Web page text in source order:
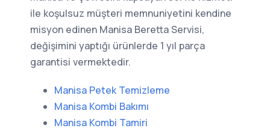
ile koşulsuz müşteri memnuniyetini kendine
misyon edinen Manisa Beretta Servisi,
değişimini yaptığı ürünlerde 1 yıl parça
garantisi vermektedir.
Manisa Petek Temizleme
Manisa Kombi Bakımı
Manisa Kombi Tamiri